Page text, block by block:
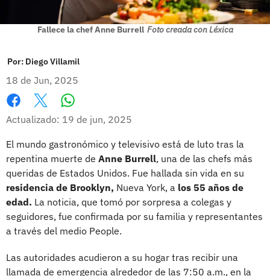
Fallece la chef Anne Burrell Foto creada con Léxica
Por: Diego Villamil
18 de Jun, 2025
Facebook
X
Actualizado: 19 de jun, 2025
El mundo gastronómico y televisivo está de luto tras la
repentina muerte de Anne Burrell, una de las chefs más
queridas de Estados Unidos. Fue hallada sin vida en su
residencia de Brooklyn, Nueva York, a los 55 años de
edad. La noticia, que tomó por sorpresa a colegas y
seguidores, fue confirmada por su familia y representantes
a través del medio People.
Las autoridades acudieron a su hogar tras recibir una
llamada de emergencia alrededor de las 7:50 a.m., en la